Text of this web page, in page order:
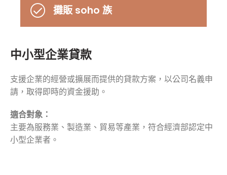
攤販 soho 族
中小型企業貸款
支援企業的經營或擴展而提供的貸款方案，以公司名義申
請，取得即時的資金援助。
適合對象：
主要為服務業、製造業、貿易等產業，符合經濟部認定中
小型企業者。